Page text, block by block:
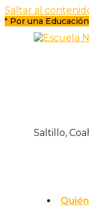
Saltar al
" Por una
Saltillo,